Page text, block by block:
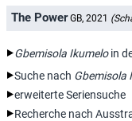
The Power GB, 2021
Gbemisola Ikumeloin
Suche nach Gbemisola
erweiterte Seriensuche
Recherche nach